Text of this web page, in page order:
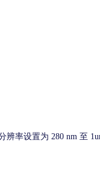
辨率设置为 280 nm 至